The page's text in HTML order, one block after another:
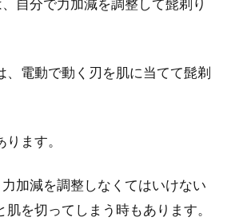
持ちいい髭剃り！床屋さんの道具
屋さんで行ってくれる髭剃りは、とても気持
毎日の髭剃りにおすすめ！肌弱い人
も大丈夫な髭の剃り方
自分で力加減を調整して髭剃り
、電動で動く刃を肌に当てて髭剃
ます。
加減を調整しなくてはいけない
を切ってしまう時もあります。